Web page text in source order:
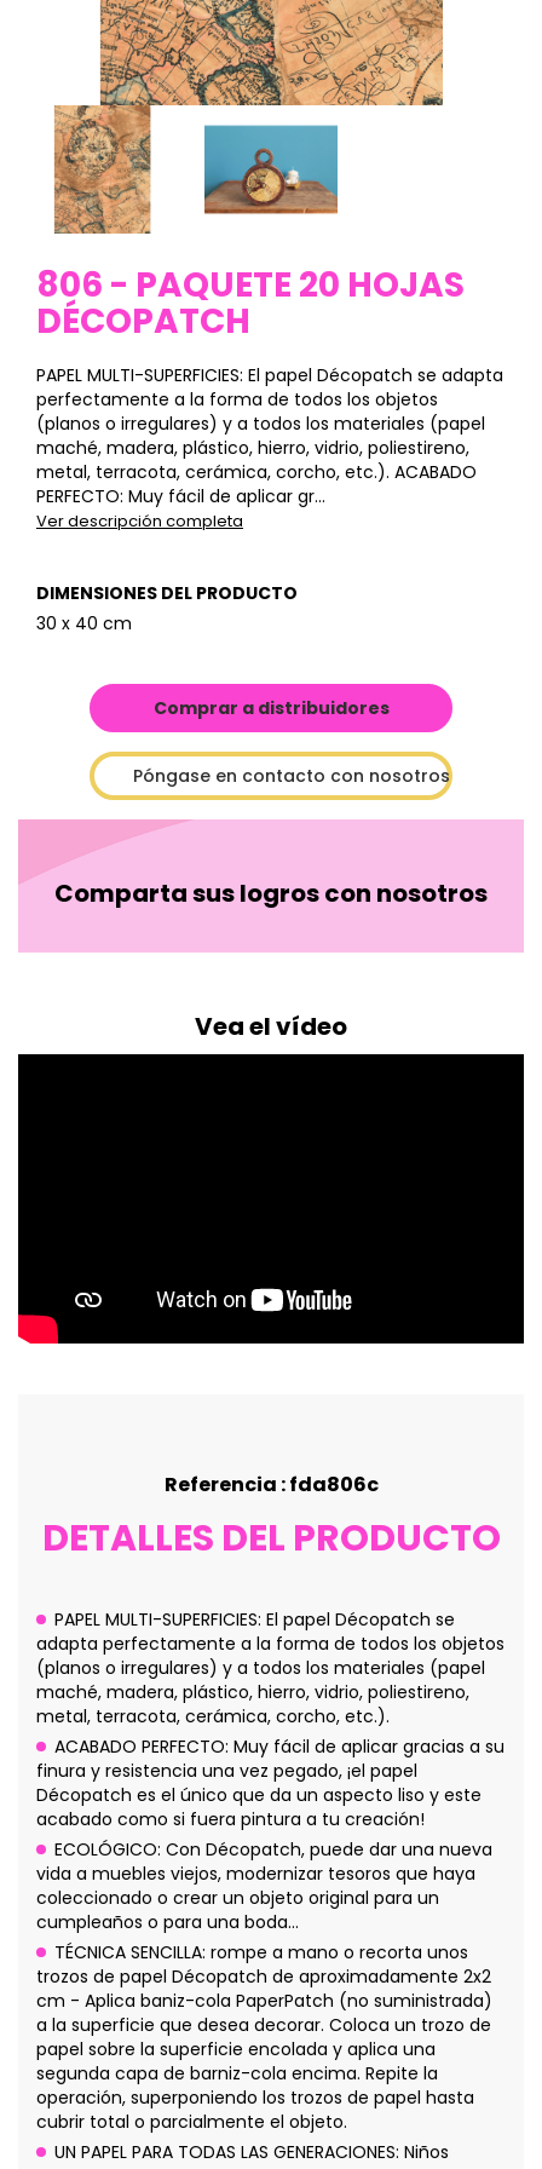
806 - PAQUETE 20 HOJAS
DÉCOPATCH
PAPEL MULTI-SUPERFICIES: El papel Décopatch se adapta
perfectamente a la forma de todos los objetos
(planos o irregulares) y a todos los materiales (papel
maché, madera, plástico, hierro, vidrio, poliestireno,
metal, terracota, cerámica, corcho, etc.). ACABADO
PERFECTO: Muy fácil de aplicar gr...
Ver descripción completa
DIMENSIONES DEL PRODUCTO
30 x 40 cm
Comprar a distribuidores
Póngase en contacto con nosotros
Comparta sus logros con nosotros
Vea el vídeo
Referencia : fda806c
DETALLES DEL PRODUCTO
PAPEL MULTI-SUPERFICIES: El papel Décopatch se
adapta perfectamente a la forma de todos los objetos
(planos o irregulares) y a todos los materiales (papel
maché, madera, plástico, hierro, vidrio, poliestireno,
metal, terracota, cerámica, corcho, etc.).
ACABADO PERFECTO: Muy fácil de aplicar gracias a su
finura y resistencia una vez pegado, ¡el papel
Décopatch es el único que da un aspecto liso y este
acabado como si fuera pintura a tu creación!
ECOLÓGICO: Con Décopatch, puede dar una nueva
vida a muebles viejos, modernizar tesoros que haya
coleccionado o crear un objeto original para un
cumpleaños o para una boda...
TÉCNICA SENCILLA: rompe a mano o recorta unos
trozos de papel Décopatch de aproximadamente 2x2
cm - Aplica baniz-cola PaperPatch (no suministrada)
a la superficie que desea decorar. Coloca un trozo de
papel sobre la superficie encolada y aplica una
segunda capa de barniz-cola encima. Repite la
operación, superponiendo los trozos de papel hasta
cubrir total o parcialmente el objeto.
UN PAPEL PARA TODAS LAS GENERACIONES: Niños